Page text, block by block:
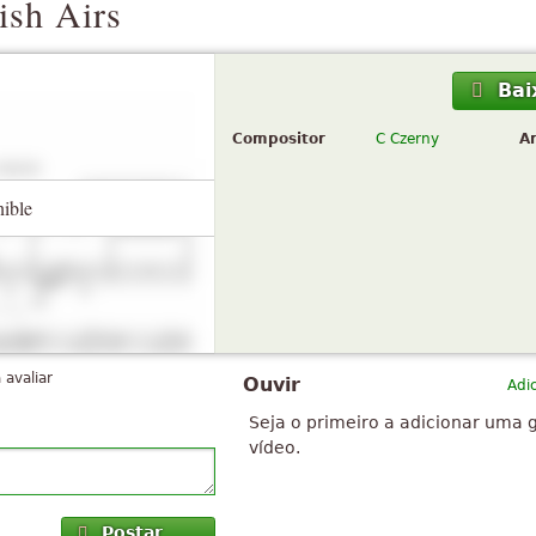
Airs
Compositor C Czerny
Ouvir
Seja o primeiro a adicionar uma
vídeo.
avaliar